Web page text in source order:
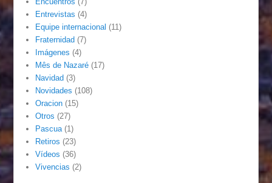
Entrevistas (4)
Equipe internacional (11)
Fraternidad (7)
Imágenes (4)
Mês de Nazaré (17)
Navidad (3)
Novidades (108)
Oracion (15)
Otros (27)
Pascua (1)
Retiros (23)
Vídeos (36)
Vivencias (2)